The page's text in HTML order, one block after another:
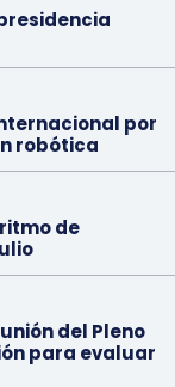
por
robótica
de
del Pleno
para evaluar